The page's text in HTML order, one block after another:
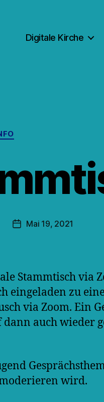
Digitale Kirche
Veröffentlichungsdatum
Mai 19, 2021
Stammtisch via
eingeladen zu
via Zoom. Ein
auch wieder
wird.